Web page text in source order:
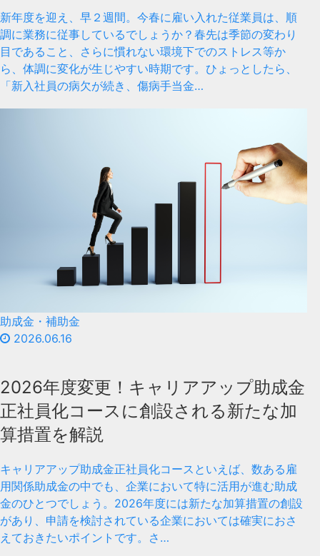
新年度を迎え、早２週間。今春に雇い入れた従業員は、順
調に業務に従事しているでしょうか？春先は季節の変わり
目であること、さらに慣れない環境下でのストレス等か
ら、体調に変化が生じやすい時期です。ひょっとしたら、
「新入社員の病欠が続き、傷病手当金…
助成金・補助金
2026.06.16
2026年度変更！キャリアアップ助成金
正社員化コースに創設される新たな加
算措置を解説
キャリアアップ助成金正社員化コースといえば、数ある雇
用関係助成金の中でも、企業において特に活用が進む助成
金のひとつでしょう。2026年度には新たな加算措置の創設
があり、申請を検討されている企業においては確実におさ
えておきたいポイントです。さ…